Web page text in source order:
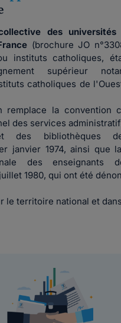
des
(brochure JO
instituts catholiques,
supérieur
catholiques de
remplace la convention
des services
des bibliothèques
janvier 1974, ainsi que
des enseignants
1980, qui ont été
le territoire national et